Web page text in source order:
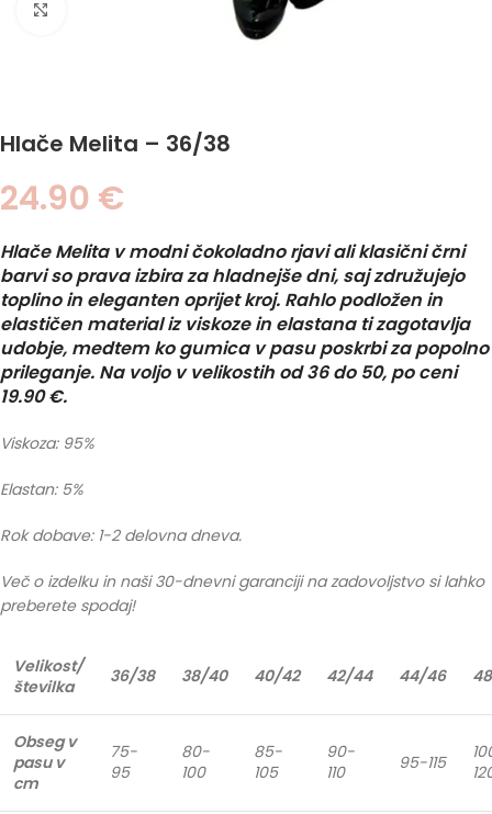
Hlače Melita – 36/38
24.90 €
Hlače Melita v modni čokoladno rjavi ali klasični črni
barvi so prava izbira za hladnejše dni, saj združujejo
toplino in eleganten oprijet kroj. Rahlo podložen in
elastičen material iz viskoze in elastana ti zagotavlja
udobje, medtem ko gumica v pasu poskrbi za popolno
prileganje. Na voljo v velikostih od 36 do 50, po ceni
19.90 €.
Viskoza: 95%
Elastan: 5%
Rok dobave: 1-2 delovna dneva.
Več o izdelku in naši 30-dnevni garanciji na zadovoljstvo si lahko
preberete spodaj!
Velikost/
številka
36/38 38/40 40/42 42/44 44/46
Obseg v
pasu v
cm
75-
95
80-
100
85-
105
90-
110
95-115